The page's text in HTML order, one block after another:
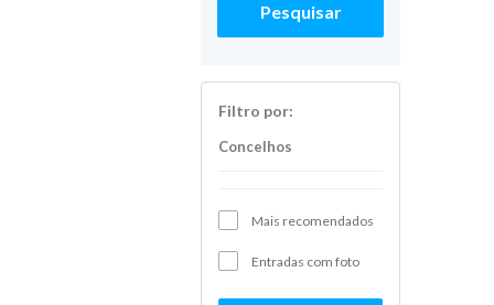
Pesquisar
Filtro por:
Concelhos
Mais recomendados
Entradas com foto